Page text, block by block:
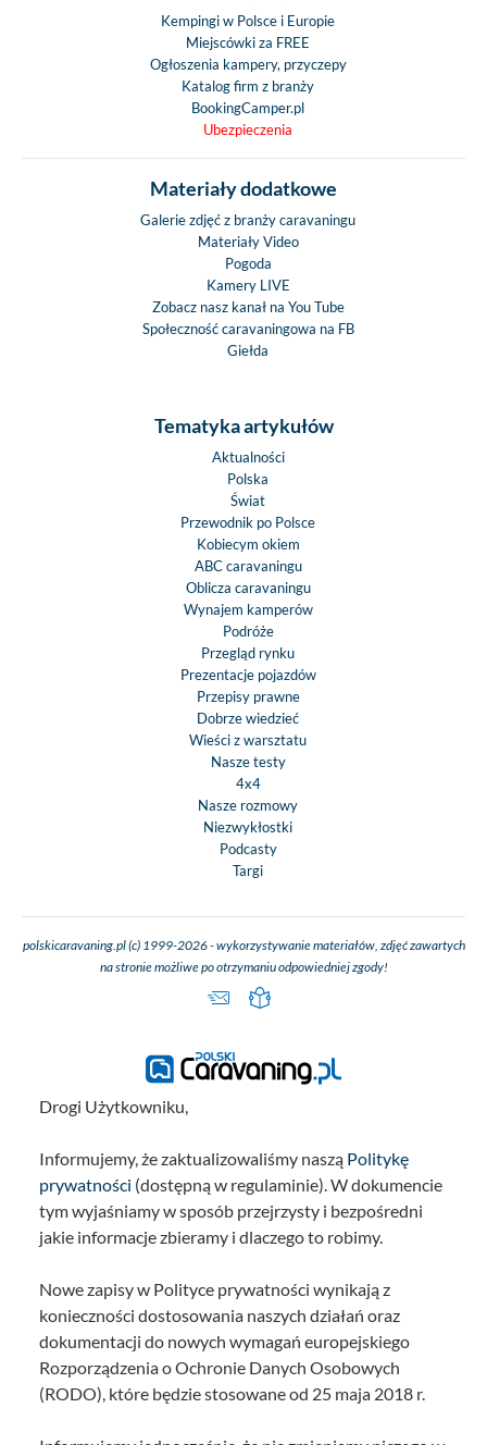
Kempingi w Polsce i Europie
Miejscówki za FREE
Ogłoszenia kampery, przyczepy
Katalog firm z branży
BookingCamper.pl
Ubezpieczenia
Materiały dodatkowe
Galerie zdjęć z branży caravaningu
Materiały Video
Pogoda
Kamery LIVE
Zobacz nasz kanał na You Tube
Społeczność caravaningowa na FB
Giełda
Tematyka artykułów
Aktualności
Polska
Świat
Przewodnik po Polsce
Kobiecym okiem
ABC caravaningu
Oblicza caravaningu
Wynajem kamperów
Podróże
Przegląd rynku
Prezentacje pojazdów
Przepisy prawne
Dobrze wiedzieć
Wieści z warsztatu
Nasze testy
4x4
Nasze rozmowy
Niezwykłostki
Podcasty
Targi
polskicaravaning.pl (c) 1999-2026 - wykorzystywanie materiałów, zdjęć zawartych
na stronie możliwe po otrzymaniu odpowiedniej zgody!
Drogi Użytkowniku,
Informujemy, że zaktualizowaliśmy naszą Politykę
prywatności (dostępną w regulaminie). W dokumencie
tym wyjaśniamy w sposób przejrzysty i bezpośredni
jakie informacje zbieramy i dlaczego to robimy.
Nowe zapisy w Polityce prywatności wynikają z
konieczności dostosowania naszych działań oraz
dokumentacji do nowych wymagań europejskiego
Rozporządzenia o Ochronie Danych Osobowych
(RODO), które będzie stosowane od 25 maja 2018 r.